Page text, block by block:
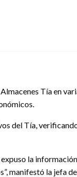
Tía en
del Tía,
la
manifestó la jefa